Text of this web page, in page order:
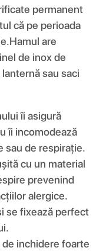
permanent
că pe perioada
are
de inox de
sau saci
îi asigură
îi incomodează
sau de respirație.
cu un material
prevenind
alergice.
se fixează perfect
inchidere foarte